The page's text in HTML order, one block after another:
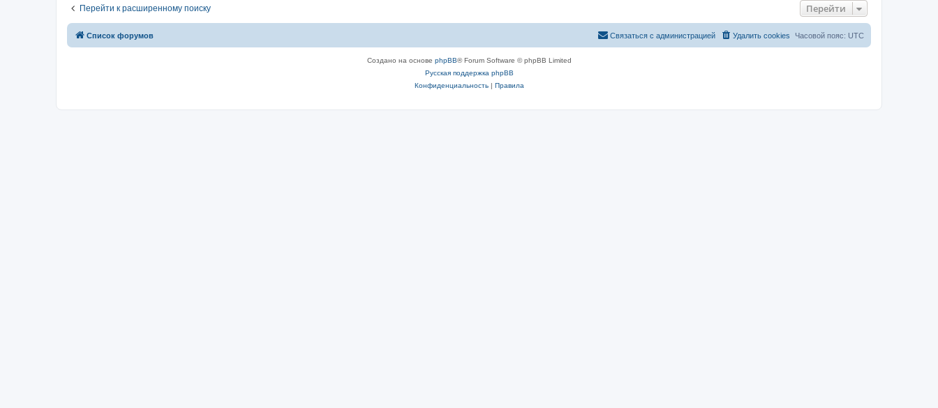
Перейти к расширенному поиску Перейти
Список форумов Часовой пояс: UTC
Удалить cookies
Связаться с администрацией
Создано на основе phpBB® Forum Software © phpBB Limited
Русская поддержка phpBB
Конфиденциальность| Правила